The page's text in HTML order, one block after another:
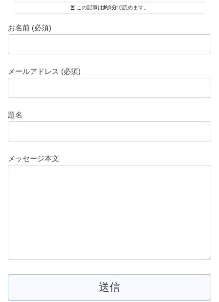
この記事は約1分で読めます。
お名前 (必須)
メールアドレス (必須)
題名
メッセージ本文